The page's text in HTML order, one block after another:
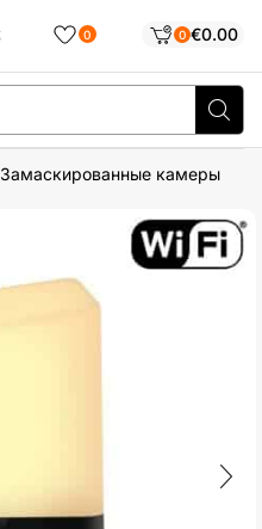
0 0 €0.00
Замаскированные камеры